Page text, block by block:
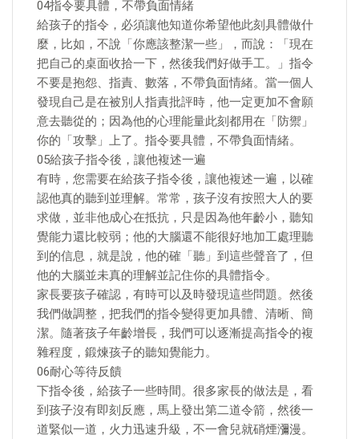
04指令要具體，不帶負面情緒
給孩子的指令，必須讓他知道你希望他此刻具體做什
麼，比如，不說「你應該整潔一些」，而說：「現在
把自己的桌面收拾一下，然後我們好做手工。」指令
不要是抱怨、指責、數落，不帶負面情緒。當一個人
發現自己是在被別人指責批評時，他一定更加不會願
意去聽從的；因為他的心理能量此刻都用在「防禦」
你的「攻擊」上了。指令要具體，不帶負面情緒。
05給孩子指令後，讓他複述一遍
有時，您需要在給孩子指令後，讓他複述一遍，以確
認他真的聽到並理解。常常，孩子沒有按照大人的要
求做，並非他成心在抵抗，只是因為他年齡小，聽知
覺能力還比較弱；他的大腦還不能很好地加工處理聽
到的信息，就是說，他的確「聽」到這些聲音了，但
他的大腦並未真的理解並記住你的具體指令。
家長要孩子確認，有時可以及時發現這些問題。然後
我們做調整，把我們的指令變得更加具體、清晰、簡
潔。隨著孩子年齡增長，我們可以逐漸提高指令的複
雜程度，鍛煉孩子的聽知覺能力。
06耐心等待反饋
下指令後，給孩子一些時間。很多家長的做法是，看
到孩子沒有即刻反應，馬上發出第二道令箭，然後一
道緊似一道，火力迅速升級，不一會兒就硝煙瀰漫。